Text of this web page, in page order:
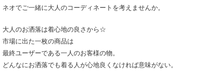
ネオでご一緒に大人のコーディネートを考えませんか。
大人のお洒落は着心地の良さから☆
市場に出た一枚の商品は
最終ユーザーである一人のお客様の物。
どんなにお洒落でも着る人が心地良くなければ意味がない。